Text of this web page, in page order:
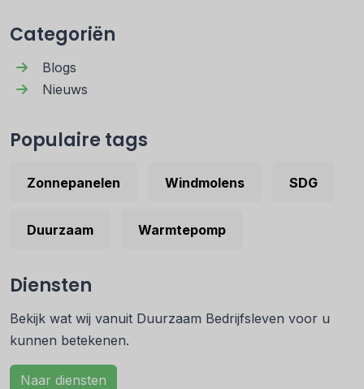
Categoriën
Blogs
Nieuws
Populaire tags
Zonnepanelen Windmolens SDG
Duurzaam Warmtepomp
Diensten
Bekijk wat wij vanuit Duurzaam Bedrijfsleven voor u
kunnen betekenen.
Naar diensten